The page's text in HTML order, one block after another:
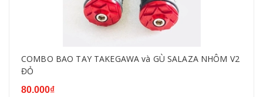
COMBO BAO TAY TAKEGAWA và GÙ SALAZA NHÔM V2
ĐỎ
80.000₫